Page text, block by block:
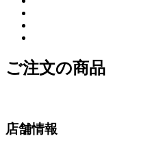
ご注文の商品
店舗情報